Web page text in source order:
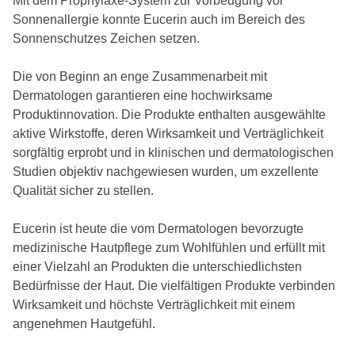
Sonnenallergie konnte Eucerin auch im Bereich des
Sonnenschutzes Zeichen setzen.
Die von Beginn an enge Zusammenarbeit mit
Dermatologen garantieren eine hochwirksame
Produktinnovation. Die Produkte enthalten ausgewählte
aktive Wirkstoffe, deren Wirksamkeit und Verträglichkeit
sorgfältig erprobt und in klinischen und dermatologischen
Studien objektiv nachgewiesen wurden, um exzellente
Qualität sicher zu stellen.
Eucerin ist heute die vom Dermatologen bevorzugte
medizinische Hautpflege zum Wohlfühlen und erfüllt mit
einer Vielzahl an Produkten die unterschiedlichsten
Bedürfnisse der Haut. Die vielfältigen Produkte verbinden
Wirksamkeit und höchste Verträglichkeit mit einem
angenehmen Hautgefühl.